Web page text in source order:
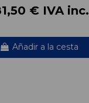
€ IVA inc.
Añadir a la cesta